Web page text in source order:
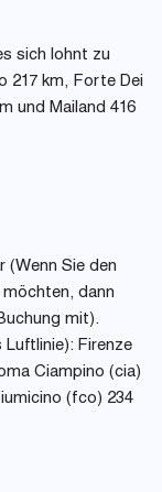
sich lohnt zu
217 km, Forte Dei
und Mailand 416
(Wenn Sie den
dann
mit).
Firenze
Ciampino (cia)
(fco) 234